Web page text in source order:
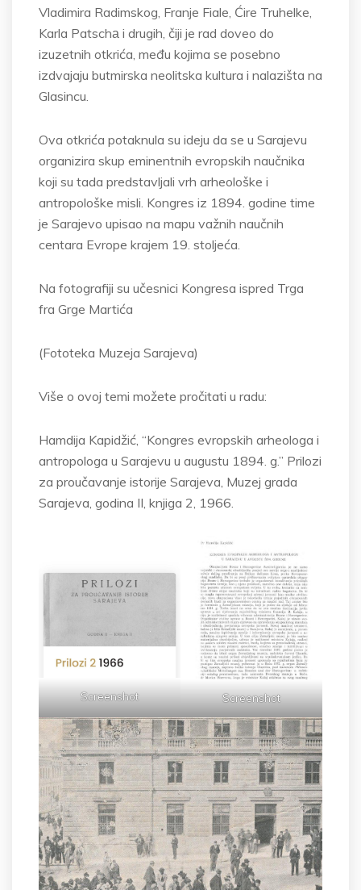
Vladimira Radimskog, Franje Fiale, Ćire Truhelke,
Karla Patschа i drugih, čiji je rad doveo do
izuzetnih otkrića, među kojima se posebno
izdvajaju butmirska neolitska kultura i nalazišta na
Glasincu.
Ova otkrića potaknula su ideju da se u Sarajevu
organizira skup eminentnih evropskih naučnika
koji su tada predstavljali vrh arheološke i
antropološke misli. Kongres iz 1894. godine time
je Sarajevo upisao na mapu važnih naučnih
centara Evrope krajem 19. stoljeća.
Na fotografiji su učesnici Kongresa ispred Trga
fra Grge Martića
(Fototeka Muzeja Sarajeva)
Više o ovoj temi možete pročitati u radu:
Hamdija Kapidžić, “Kongres evropskih arheologa i
antropologa u Sarajevu u augustu 1894. g.” Prilozi
za proučavanje istorije Sarajeva, Muzej grada
Sarajeva, godina II, knjiga 2, 1966.
Screenshot Screenshot